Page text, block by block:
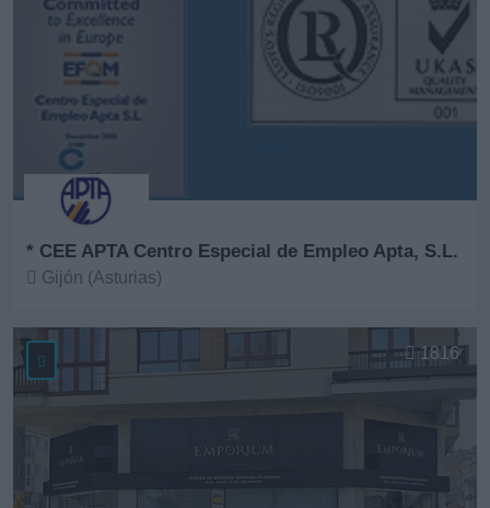
* CEE APTA Centro Especial de Empleo Apta, S.L.
Gijón (Asturias)
1816